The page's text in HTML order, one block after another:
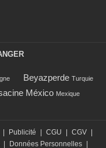
Beyazperde Turquie
México Mexique
Publicité CGU CGV
Données Personnelles